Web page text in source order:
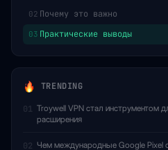
02 Почему это важно
03 Практические выводы
TRENDING
01 Troywell VPN стал инструментом
расширения
02 Чем международные Google Pixel